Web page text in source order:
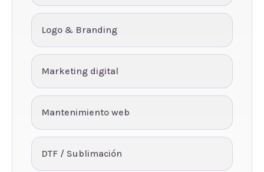
Logo & Branding
Marketing digital
Mantenimiento web
DTF / Sublimación